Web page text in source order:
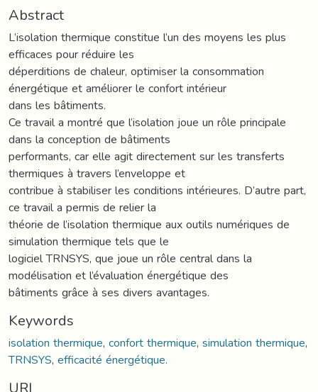
Abstract
L’isolation thermique constitue l’un des moyens les plus
efficaces pour réduire les
déperditions de chaleur, optimiser la consommation
énergétique et améliorer le confort intérieur
dans les bâtiments.
Ce travail a montré que l’isolation joue un rôle principale
dans la conception de bâtiments
performants, car elle agit directement sur les transferts
thermiques à travers l’enveloppe et
contribue à stabiliser les conditions intérieures. D’autre part,
ce travail a permis de relier la
théorie de l’isolation thermique aux outils numériques de
simulation thermique tels que le
logiciel TRNSYS, que joue un rôle central dans la
modélisation et l’évaluation énergétique des
bâtiments grâce à ses divers avantages.
Keywords
isolation thermique,confort thermique,simulation thermique,
TRNSYS,efficacité énergétique.